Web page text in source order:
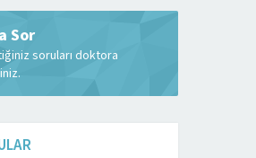
Sor
soruları doktora